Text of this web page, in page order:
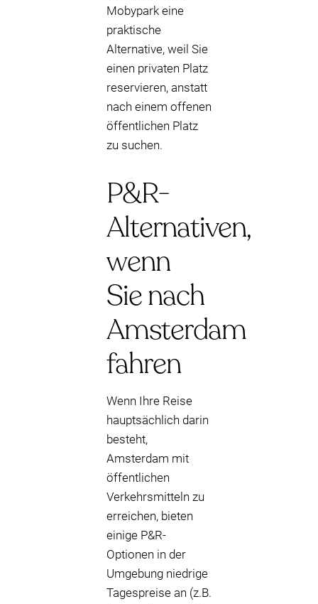
Mobypark eine
praktische
Alternative, weil Sie
einen privaten Platz
reservieren, anstatt
nach einem offenen
öffentlichen Platz
zu suchen.
P&R-
Alternativen,
wenn
Sie nach
Amsterdam
fahren
Wenn Ihre Reise
hauptsächlich darin
besteht,
Amsterdam mit
öffentlichen
Verkehrsmitteln zu
erreichen, bieten
einige P&R-
Optionen in der
Umgebung niedrige
Tagespreise an (z.B.